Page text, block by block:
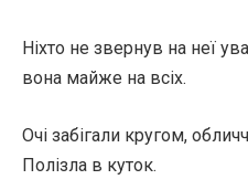
Ніхто не звернув на неї
вона майже на всіх.
Очі забігали кругом,
Полізла в куток.